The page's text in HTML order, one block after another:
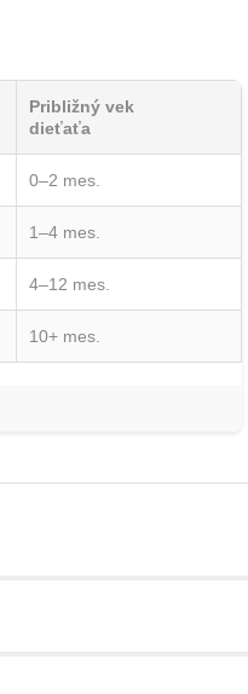
Približný vek
dieťaťa
0–2 mes.
1–4 mes.
4–12 mes.
10+ mes.